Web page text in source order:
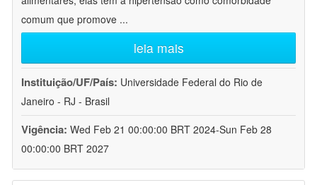
comum que promove ...
leia mais
Instituição/UF/País: Universidade Federal do Rio de
Janeiro - RJ - Brasil
Vigência: Wed Feb 21 00:00:00 BRT 2024-Sun Feb 28
00:00:00 BRT 2027